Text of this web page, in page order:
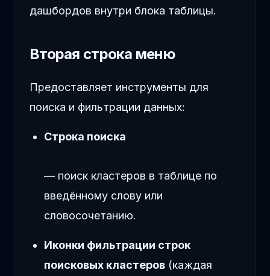
дашбордов внутри блока таблицы.
Вторая строка меню
Предоставляет инструменты для
поиска и фильтрации данных:
Строка поиска
— поиск кластеров в таблице по
введённому слову или
словосочетанию.
Иконки фильтрации строк
поисковых кластеров (каждая